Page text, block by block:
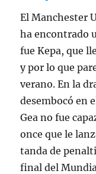
El Manchester
ha encontrado
fue Kepa, que
y por lo que
verano. En la
desembocó en
Gea no fue
once que le
tanda de
final del